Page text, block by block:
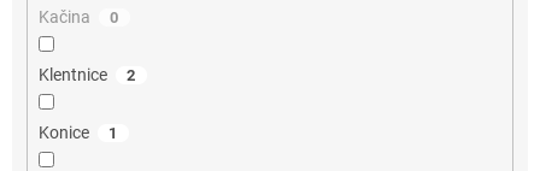
Kačina 0
Klentnice 2
Konice 1